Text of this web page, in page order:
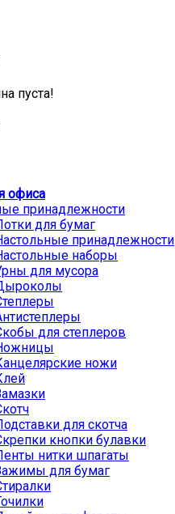
пуста!
офиса
принадлежности
для бумаг
принадлежности
наборы
для мусора
для степлеров
ножи
для скотча
кнопки булавки
нитки шпагаты
для бумаг